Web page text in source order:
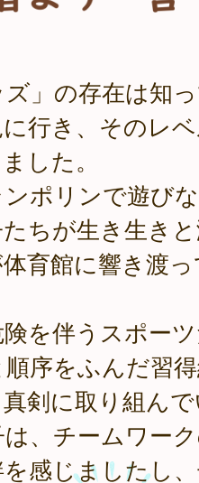
ズ」の存在は知
行き、そのレ
した。
ポリンで遊び
ちが生き生き
育館に響き渡
を伴うスポー
序をふんだ習
剣に取り組ん
、チームワー
感じましたし